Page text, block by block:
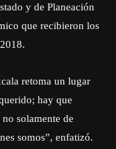
y de Planeación
que recibieron los
retoma un lugar
hay que
solamente de
somos”, enfatizó.